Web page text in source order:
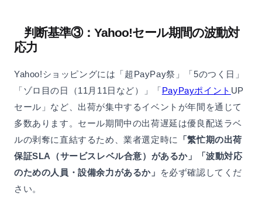
判断基準③：Yahoo!セール期間の波動対
応力
Yahoo!ショッピングには「超PayPay祭」「5のつく日」
「ゾロ目の日（11月11日など）」「PayPayポイント UP
セール」など、出荷が集中するイベントが年間を通じて
多数あります。セール期間中の出荷遅延は優良配送ラベ
ルの剥奪に直結するため、業者選定時に
「繁忙期の出荷
保証SLA（サービスレベル合意）があるか」「波動対応
のための人員・設備余力があるか」
を必ず確認してくだ
さい。